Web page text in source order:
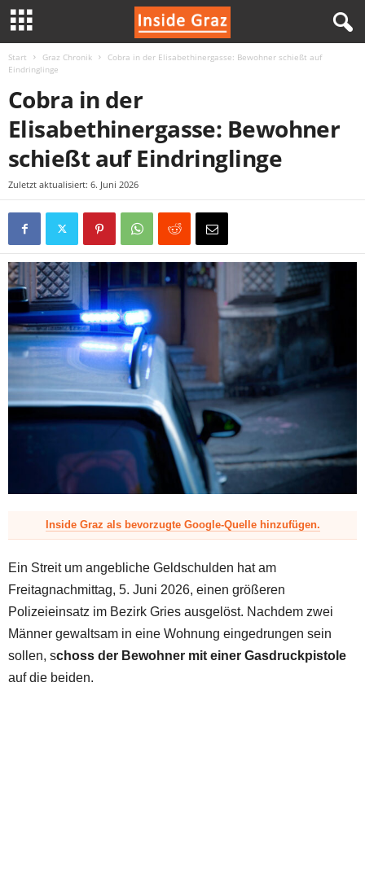
Start Graz Chronik
Cobra in der Elisabethinergasse: Bewohner schießt auf
Eindringlinge
Cobra in der
Elisabethinergasse: Bewohner
schießt auf Eindringlinge
Zuletzt aktualisiert: 6. Juni 2026
Inside Graz als bevorzugte Google-Quelle hinzufügen.
Ein Streit um angebliche Geldschulden hat am
Freitagnachmittag, 5. Juni 2026, einen größeren
Polizeieinsatz im Bezirk Gries ausgelöst. Nachdem zwei
Männer gewaltsam in eine Wohnung eingedrungen sein
sollen, schoss der Bewohner mit einer Gasdruckpistole
auf die beiden.